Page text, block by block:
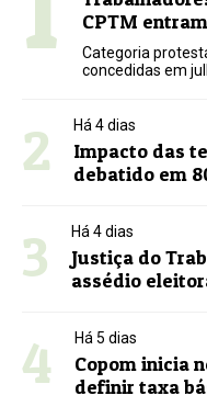
CPTM
Categoria
concedidas em
2 Há 4 dias
Impacto das
debatido em
3 Há 4 dias
Justiça do
assédio
4 Há 5 dias
Copom inicia
definir taxa